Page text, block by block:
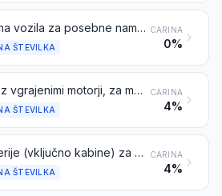
Motorna vozila za posebne namene (npr. samonakladalna vozila za prevoz vozil z okvarami, vozila z dvigali, gasilska vozila, vozila z vgrajenimi betonskimi mešalniki, vozila za čiščenje cest, vozila za škropljenje ali posipavanje, mobilne delavnice, mobilne radiološke enote), razen motornih vozil, ki so konstruirana predvsem za prevoz oseb ali blaga
ŠTEVILKA
CARINA
0%
Šasije z vgrajenimi motorji, za motorna vozila iz tarifnih številk 8701 do 8705
ŠTEVILKA
CARINA
4%
Karoserije (vključno kabine) za motorna vozila iz tarifnih številk 8701 do 8705
ŠTEVILKA
CARINA
4%